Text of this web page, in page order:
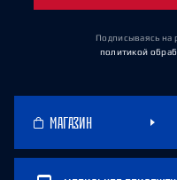
Подписываясь на
политикой
МАГАЗИН